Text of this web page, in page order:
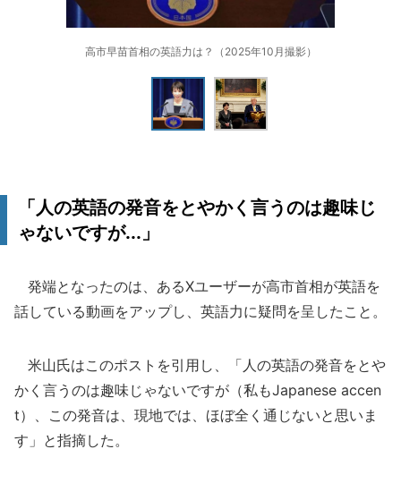
高市早苗首相の英語力は？（2025年10月撮影）
「人の英語の発音をとやかく言うのは趣味じ
ゃないですが...」
発端となったのは、あるXユーザーが高市首相が英語を
話している動画をアップし、英語力に疑問を呈したこと。
米山氏はこのポストを引用し、「人の英語の発音をとや
かく言うのは趣味じゃないですが（私もJapanese accen
t）、この発音は、現地では、ほぼ全く通じないと思いま
す」と指摘した。